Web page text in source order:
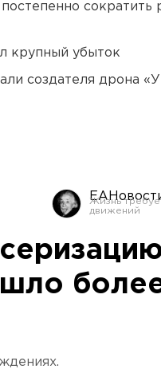
сократить
крупный убыток
создателя дрона